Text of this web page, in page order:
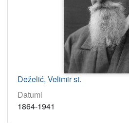
Deželić, Velimir st.
Datumi
1864-1941